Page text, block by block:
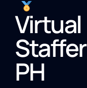
Virtual
Staffer
PH